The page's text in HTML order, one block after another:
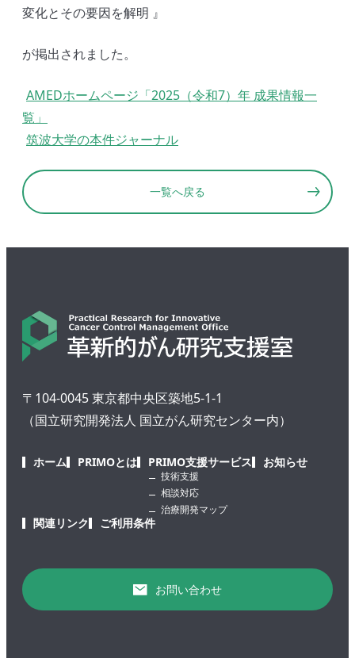
変化とその要因を解明 』
が掲出されました。
AMEDホームページ「2025（令和7）年 成果情報一
覧」
筑波大学の本件ジャーナル
一覧へ戻る
〒104-0045 東京都中央区築地5-1-1
（国立研究開発法人 国立がん研究センター内）
ホーム PRIMOとは PRIMO支援サービス
技術支援
相談対応
治療開発マップ
お知らせ
関連リンク ご利用条件
お問い合わせ